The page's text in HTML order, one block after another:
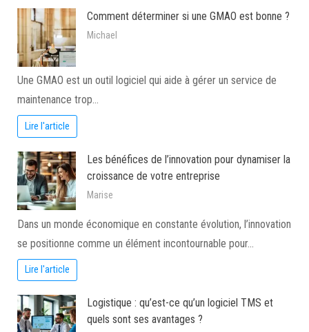
Comment déterminer si une GMAO est bonne ?
Michael
Une GMAO est un outil logiciel qui aide à gérer un service de
maintenance trop…
Lire l'article
Les bénéfices de l’innovation pour dynamiser la
croissance de votre entreprise
Marise
Dans un monde économique en constante évolution, l’innovation
se positionne comme un élément incontournable pour…
Lire l'article
Logistique : qu’est-ce qu’un logiciel TMS et
quels sont ses avantages ?